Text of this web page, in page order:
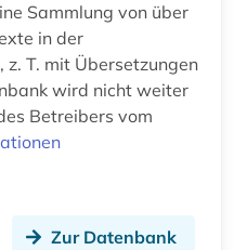
human-computer interface (1)
Sammlung von über
in der
T. mit Übersetzungen
wird nicht weiter
Betreibers vom
Zur Datenbank